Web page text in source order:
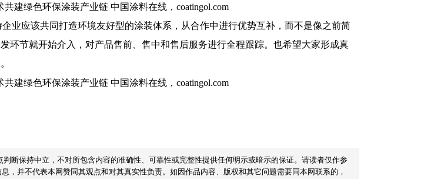
业应该共同打造环境友好型的涂装体系，从合作中进行优势互补，而不是像之前简
环节就开始介入，对产品售前、售中和售后服务进行全程跟踪。也希望大家形成真
断保持中立，不对所包含内容的准确性、可靠性或完整性提供任何明示或暗示的保证。请读者仅作参
并不代表本网赞同其观点和对其真实性负责。如因作品内容、版权和其它问题需要同本网联系的，